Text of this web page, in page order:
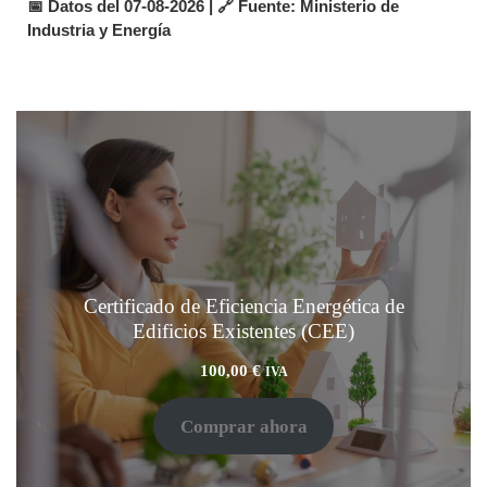
📅 Datos del 07-08-2026 | 🔗 Fuente: Ministerio de
Industria y Energía
Certificado de Eficiencia Energética de
Edificios Existentes (CEE)
100,00€ IVA
Comprar ahora